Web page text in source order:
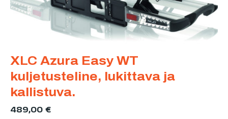
XLC Azura Easy WT
kuljetusteline, lukittava ja
kallistuva.
489,00€